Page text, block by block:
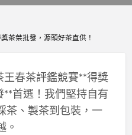
茶葉批發，源頭好茶直供！
春茶評鑑競賽**得獎
首選！我們堅持自有
茶、製茶到包裝，一
。